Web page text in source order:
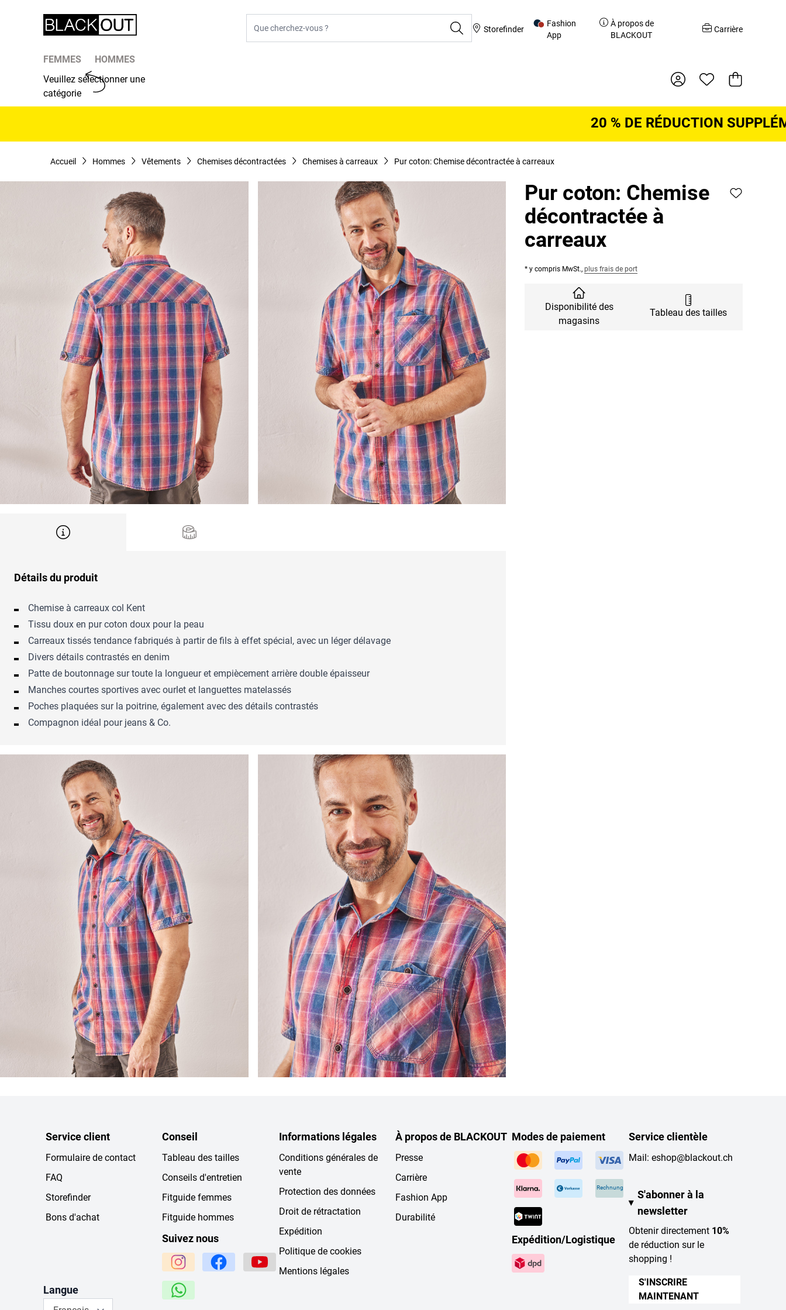
Storefinder
Fashion
App
À propos de
BLACKOUT
Carrière
FEMMES
HOMMES
Veuillez sélectionner une
catégorie
Panier
20 % DE RÉDUCTION
Accueil Hommes Vêtements Chemises décontractées Chemises à carreaux Pur coton: Chemise décontractée à carreaux
Détails du produit
Chemise à carreaux col Kent
Tissu doux en pur coton doux pour la peau
Carreaux tissés tendance fabriqués à partir de fils à effet spécial, avec un léger délavage
Divers détails contrastés en denim
Patte de boutonnage sur toute la longueur et empiècement arrière double épaisseur
Manches courtes sportives avec ourlet et languettes matelassés
Poches plaquées sur la poitrine, également avec des détails contrastés
Compagnon idéal pour jeans & Co.
Pur coton: Chemise
décontractée à
carreaux
* y compris MwSt., plus frais de port
Disponibilité des
magasins
Tableau des tailles
Service client
Formulaire de contact
FAQ
Storefinder
Bons d'achat
Conseil
Tableau des tailles
Conseils d'entretien
Fitguide femmes
Fitguide hommes
Suivez nous
Informations légales
Conditions générales de
vente
Protection des données
Droit de rétractation
Expédition
Politique de cookies
Mentions légales
À propos de BLACKOUT
Presse
Carrière
Fashion App
Durabilité
Modes de paiement
Rechnung
Expédition/Logistique
Service clientèle
Mail: eshop@blackout.ch
S'abonner à la
newsletter
Obtenir directement 10%
de réduction sur le
shopping !
S'INSCRIRE
MAINTENANT
Langue